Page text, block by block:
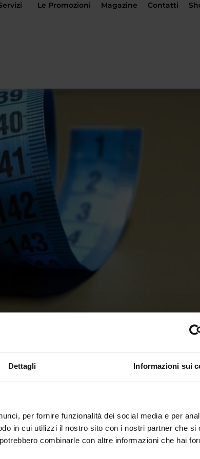
Dettagli Informazioni sui
per fornire funzionalità dei social media e per
in cui utilizzi il nostro sito con i nostri partner che si
combinarle con altre informazioni che hai
Le Promozioni Magazine Contatti
sempre più diffusi, ma spesso
non è mai assoluta, perché il corpo non
che […]